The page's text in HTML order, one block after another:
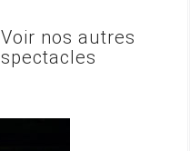
Voir nos autres
spectacles